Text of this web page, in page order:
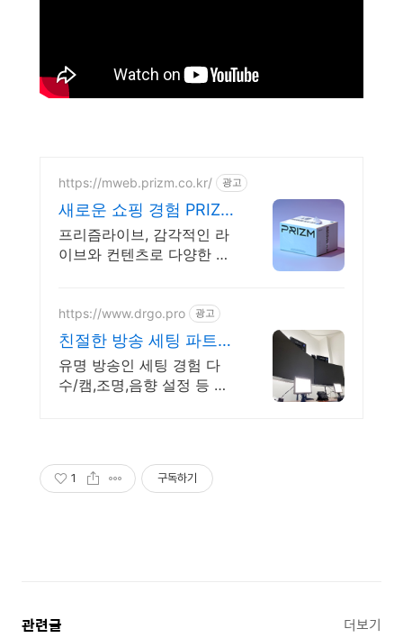
https://mweb.prizm.co.kr/ 광고
새로운 쇼핑 경험 PRIZM
프리즘 단독 라이브 혜택
프리즘라이브, 감각적인 라
이브와 컨텐츠로 다양한 브
https://www.drgo.pro 광고
친절한 방송 세팅 파트너
닥터고블린컴퍼니로 문
의주세요
유명 방송인 세팅 경험 다
수/캠,조명,음향 설정 등 개
능합니다.
1 구독하기
관련글 더보기